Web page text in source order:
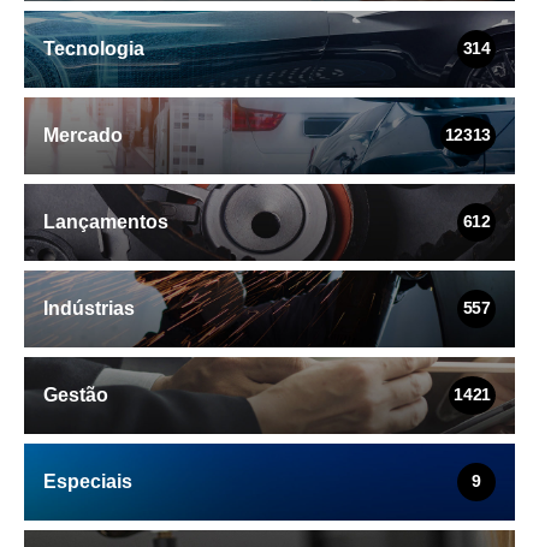
Tecnologia 314
Mercado 12313
Lançamentos 612
Indústrias 557
Gestão 1421
Especiais 9